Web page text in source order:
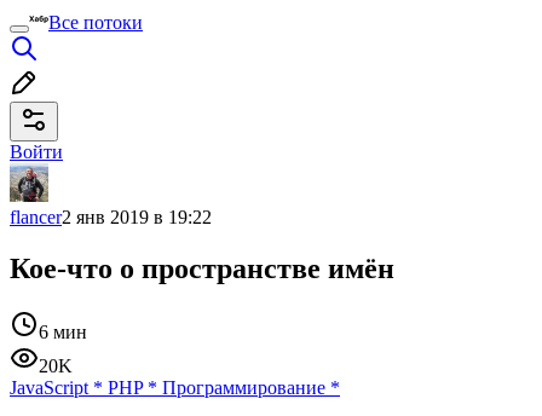
Все потоки
Войти
flancer2 янв 2019 в 19:22
Кое-что о пространстве имён
6 мин
20K
JavaScript * PHP* Программирование *